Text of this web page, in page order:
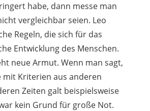
habe, dann messe man
vergleichbar seien. Leo
Regeln, die sich für das
Entwicklung des Menschen.
neue Armut. Wenn man sagt,
Kriterien aus anderen
Zeiten galt beispielsweise
kein Grund für große Not.